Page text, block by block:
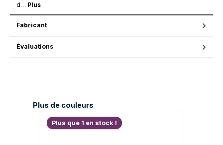
d… Plus
Fabricant
Évaluations
Ignorer la galerie de produits
Plus de couleurs
Plus que 1 en stock !